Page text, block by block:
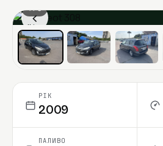
‹
1 / 6
Ціна в місяць
РІК
2009
ПАЛИВО